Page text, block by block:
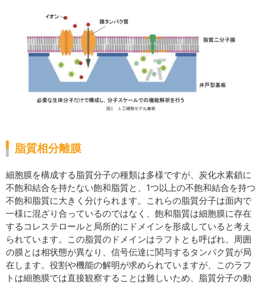
脂質相分離膜
細胞膜を構成する脂質分子の種類は多様ですが、炭化水素鎖に
不飽和結合を持たない飽和脂質と、1つ以上の不飽和結合を持つ
不飽和脂質に大きく分けられます。これらの脂質分子は面内で
一様に混ざり合っているのではなく、飽和脂質は細胞膜に存在
するコレステロールと局所的にドメインを形成していると考え
られています。この脂質のドメインはラフトとも呼ばれ、周囲
の膜とは相状態が異なり、信号伝達に関与するタンパク質が局
在します。役割や機能の解明が求められていますが、このラフ
トは細胞膜では直接観察することは難しいため、脂質分子の動